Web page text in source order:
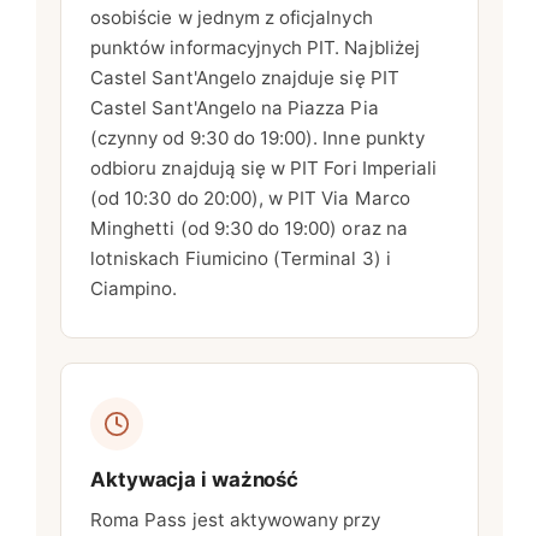
osobiście w jednym z oficjalnych
punktów informacyjnych PIT. Najbliżej
Castel Sant'Angelo znajduje się PIT
Castel Sant'Angelo na Piazza Pia
(czynny od 9:30 do 19:00). Inne punkty
odbioru znajdują się w PIT Fori Imperiali
(od 10:30 do 20:00), w PIT Via Marco
Minghetti (od 9:30 do 19:00) oraz na
lotniskach Fiumicino (Terminal 3) i
Ciampino.
Aktywacja i ważność
Roma Pass jest aktywowany przy